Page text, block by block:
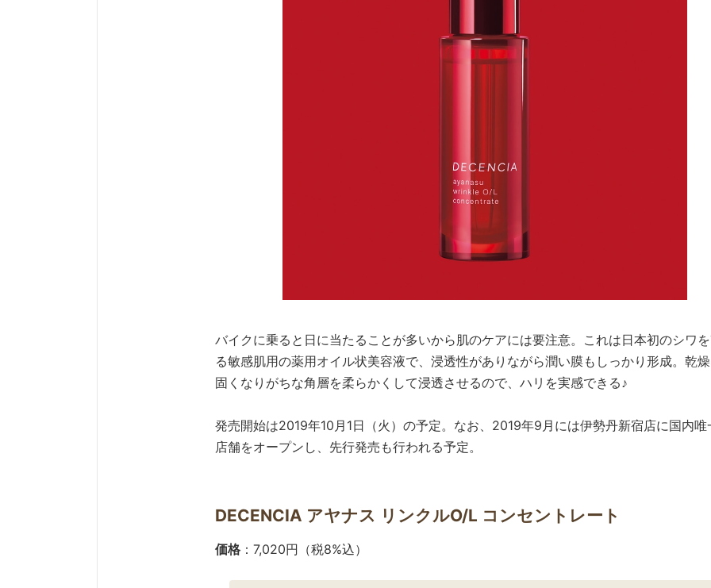
バイクに乗ると日に当たることが多いから肌のケアには要注意。これは日本初のシワ
る敏感肌用の薬用オイル状美容液で、浸透性がありながら潤い膜もしっかり形成。乾
固くなりがちな角層を柔らかくして浸透させるので、ハリを実感できる♪
発売開始は2019年10月1日（火）の予定。なお、2019年9月には伊勢丹新宿店に国内唯
店舗をオープンし、先行発売も行われる予定。
DECENCIA アヤナス リンクルO/L コンセントレート
価格：7,020円（税8%込）